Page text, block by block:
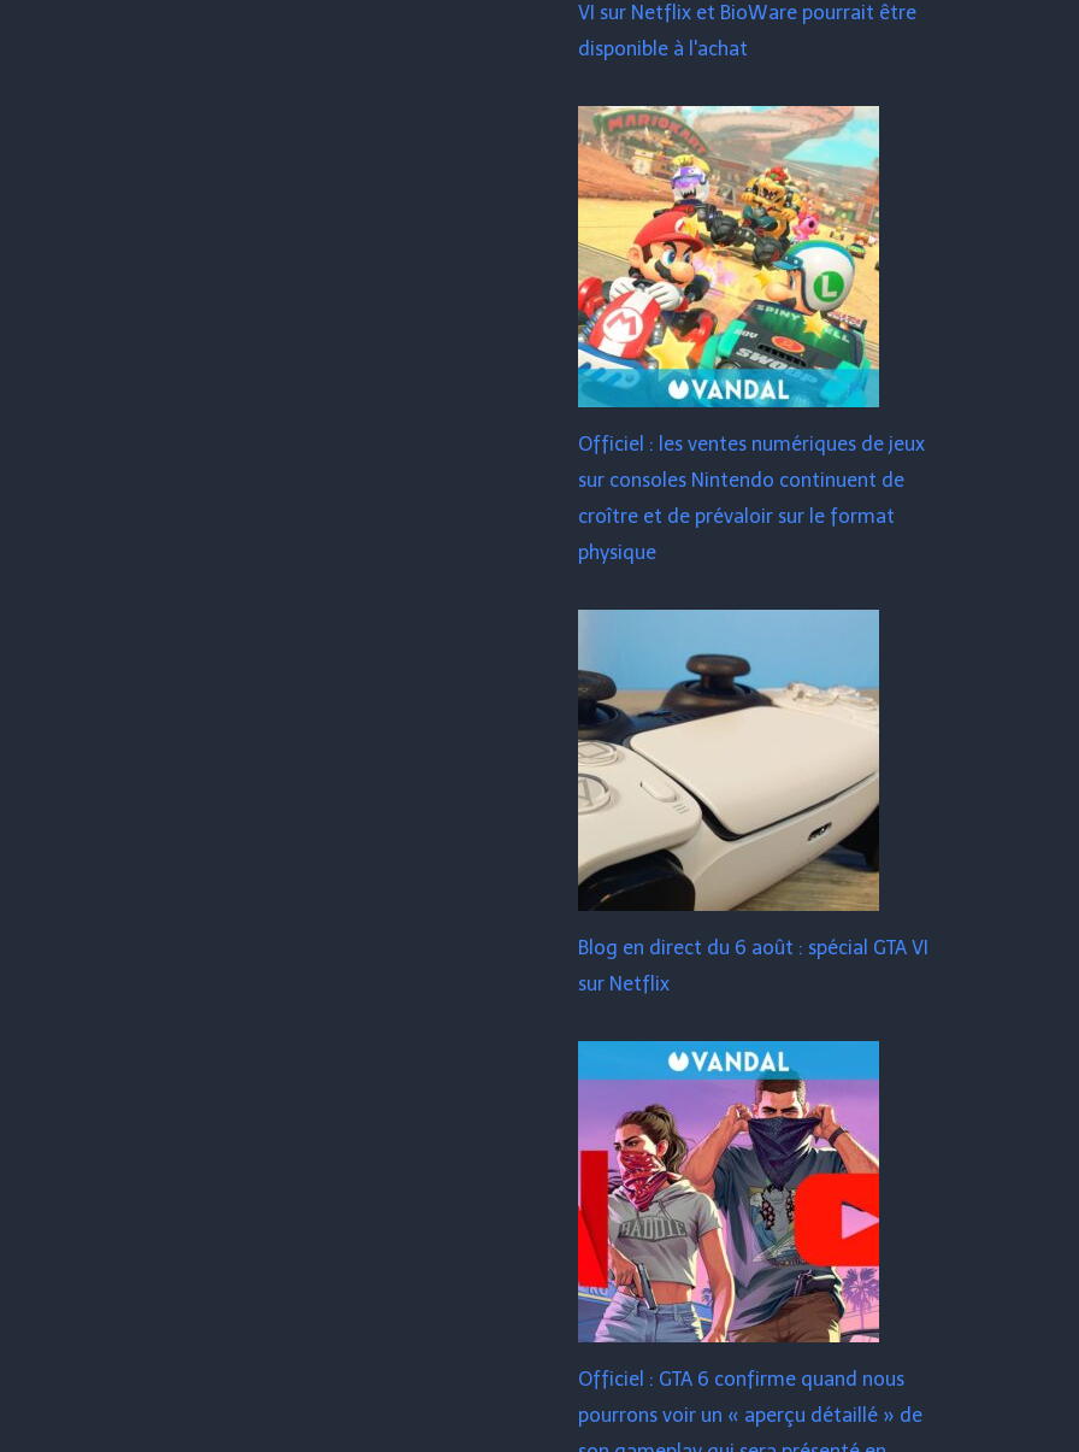
VI sur Netflix et BioWare pourrait être
disponible à l'achat
Officiel : les ventes numériques de jeux
sur consoles Nintendo continuent de
croître et de prévaloir sur le format
physique
Blog en direct du 6 août : spécial GTA VI
sur Netflix
Officiel : GTA 6 confirme quand nous
pourrons voir un « aperçu détaillé » de